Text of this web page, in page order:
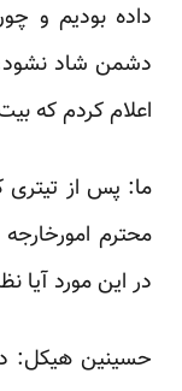
داده بودیم و
دشمن شاد
اعلام کردم که
ما: پس از تیتری
محترم
در این مورد آیا
حسینین هیکل: